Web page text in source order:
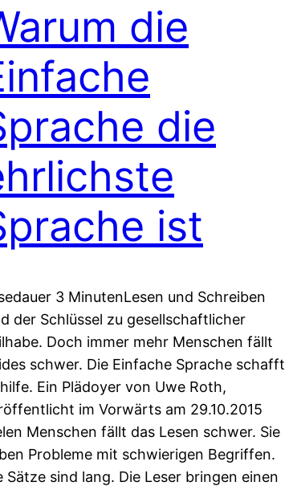
die
die
ist
3 MinutenLesen und Schreiben
der Schlüssel zu gesellschaftlicher
Doch immer mehr Menschen fällt
schwer. Die Einfache Sprache schafft
Ein Plädoyer von Uwe Roth,
im Vorwärts am 29.10.2015
Menschen fällt das Lesen schwer. Sie
Probleme mit schwierigen Begriffen.
Sätze sind lang. Die Leser bringen einen